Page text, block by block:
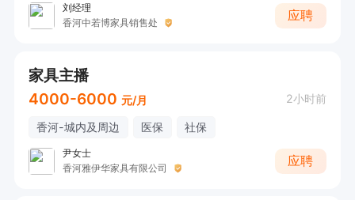
刘经理
香河中若博家具销售处
应聘
家具主播
4000-6000 元/月 2小时前
香河-城内及周边 医保 社保
尹女士
香河雅伊华家具有限公司
应聘